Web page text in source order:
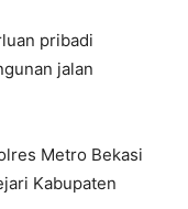
pribadi
jalan
Metro Bekasi
Kabupaten